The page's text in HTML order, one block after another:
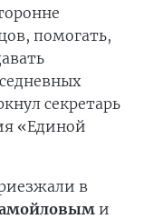
помогать,
секретарь
«Единой
в
и